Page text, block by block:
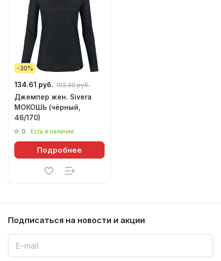
-30%
134.61 руб. 192.30 руб.
Джемпер жен. Sivera
МОКОШЬ (чёрный,
46/170)
0 Есть в наличии
Подробнее
Подписаться на новости и акции